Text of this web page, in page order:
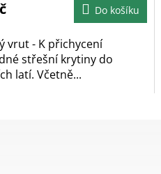
Do košíku
vrut - K přichycení
střešní krytiny do
latí. Včetně...